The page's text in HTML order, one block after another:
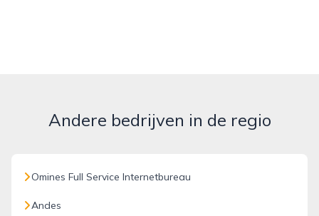
Andere bedrijven in de regio
Omines Full Service Internetbureau
Andes